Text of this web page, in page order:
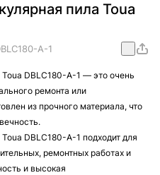
пила Toua
A-1
DBLC180-A-1 — это очень
ремонта или
из прочного материала, что
DBLC180-A-1 подходит для
ремонтных работах и
и высокая